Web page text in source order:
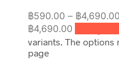
฿590.00 – ฿4,690.00
฿4,690.00
variants. The options
page